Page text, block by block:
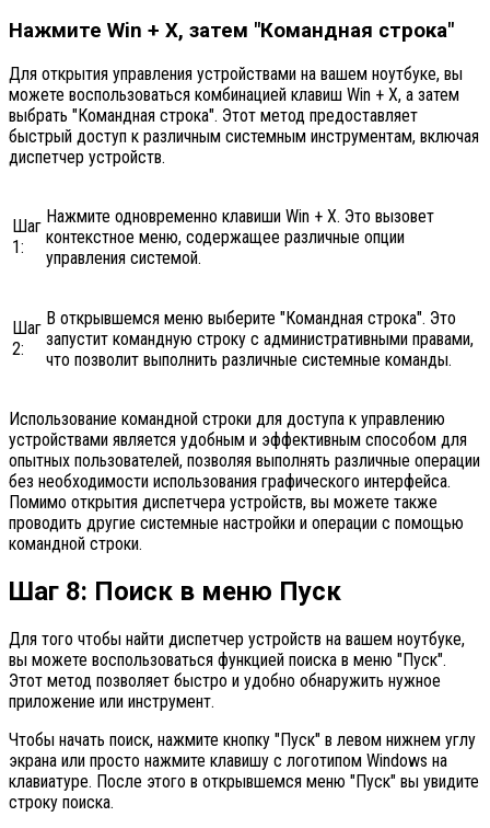
Нажмите Win + X, затем "Командная строка"
Для открытия управления устройствами на вашем ноутбуке, вы
можете воспользоваться комбинацией клавиш Win + X, а затем
выбрать "Командная строка". Этот метод предоставляет
быстрый доступ к различным системным инструментам, включая
диспетчер устройств.
Шаг
1:
Нажмите одновременно клавиши Win + X. Это вызовет
контекстное меню, содержащее различные опции
управления системой.
Шаг
2:
В открывшемся меню выберите "Командная строка". Это
запустит командную строку с административными правами,
что позволит выполнить различные системные команды.
Использование командной строки для доступа к управлению
устройствами является удобным и эффективным способом для
опытных пользователей, позволяя выполнять различные операции
без необходимости использования графического интерфейса.
Помимо открытия диспетчера устройств, вы можете также
проводить другие системные настройки и операции с помощью
командной строки.
Шаг 8: Поиск в меню Пуск
Для того чтобы найти диспетчер устройств на вашем ноутбуке,
вы можете воспользоваться функцией поиска в меню "Пуск".
Этот метод позволяет быстро и удобно обнаружить нужное
приложение или инструмент.
Чтобы начать поиск, нажмите кнопку "Пуск" в левом нижнем углу
экрана или просто нажмите клавишу с логотипом Windows на
клавиатуре. После этого в открывшемся меню "Пуск" вы увидите
строку поиска.